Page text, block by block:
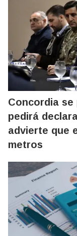
Concordia se
pedirá
advierte que
metros